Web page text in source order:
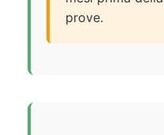
prove.